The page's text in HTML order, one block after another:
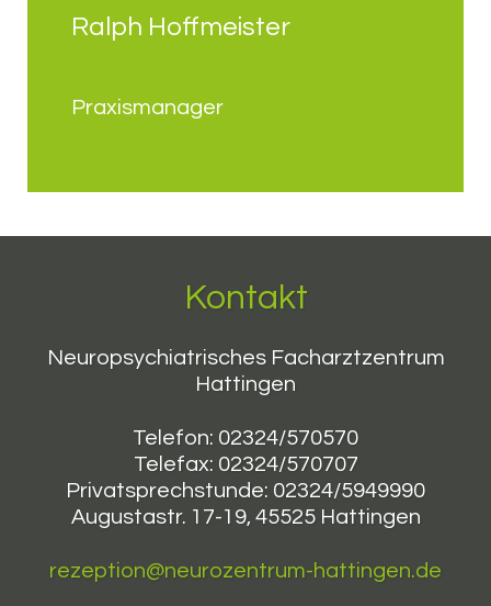
Ralph Hoffmeister
Praxismanager
Kontakt
Neuropsychiatrisches Facharztzentrum
Hattingen
Telefon: 02324/570570
Telefax: 02324/570707
Privatsprechstunde: 02324/5949990
Augustastr. 17-19, 45525 Hattingen
rezeption@neurozentrum-hattingen.de